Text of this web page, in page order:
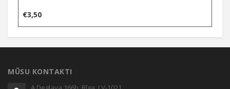
€3,50
MŪSU KONTAKTI